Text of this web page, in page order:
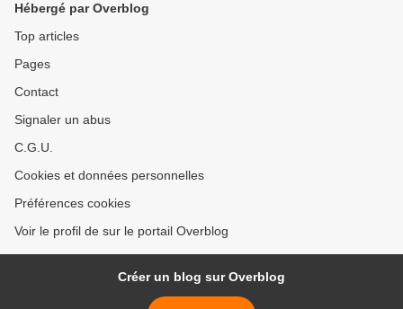
Hébergé par Overblog
Top articles
Pages
Contact
Signaler un abus
C.G.U.
Cookies et données personnelles
Préférences cookies
Voir le profil de sur le portail Overblog
Créer un blog sur Overblog